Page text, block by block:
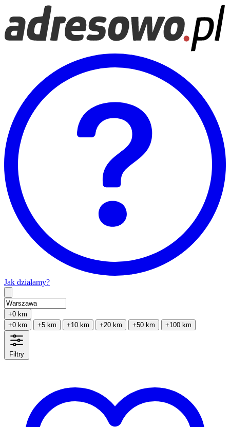
Jak działamy?
+0 km
+0 km
+5 km +10 km +20 km +50 km +100 km
Filtry